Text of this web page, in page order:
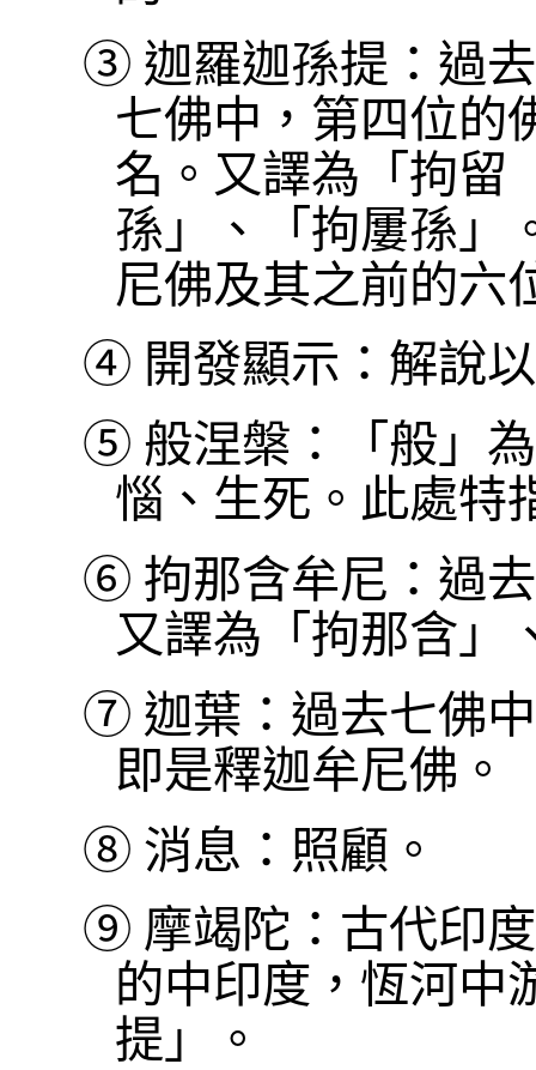
③ 迦羅迦孫提：過去
七佛中，第四位的
名。又譯為「拘留
孫」、「拘屢孫」
尼佛及其之前的六
④ 開發顯示：解說
⑤ 般涅槃：「般」
惱、生死。此處特
⑥ 拘那含牟尼：過
又譯為「拘那含」
⑦ 迦葉：過去七佛
即是釋迦牟尼佛。
⑧ 消息：照顧。
⑨ 摩竭陀：古代印
的中印度，恆河中
提」。